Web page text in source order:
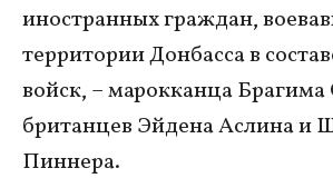
иностранных граждан,
территории Донбасса в
войск, – марокканца
британцев Эйдена Аслина и
Пиннера.